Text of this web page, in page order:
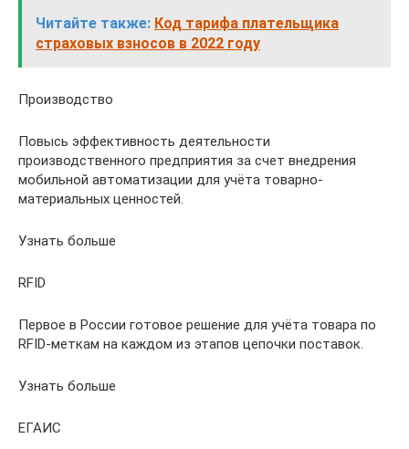
Читайте также: Код тарифа плательщика
страховых взносов в 2022 году
Производство
Повысь эффективность деятельности
производственного предприятия за счет внедрения
мобильной автоматизации для учёта товарно-
материальных ценностей.
Узнать больше
RFID
Первое в России готовое решение для учёта товара по
RFID-меткам на каждом из этапов цепочки поставок.
Узнать больше
ЕГАИС